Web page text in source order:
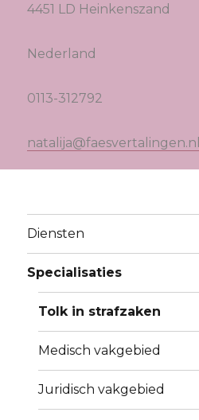
4451 LD Heinkenszand
Nederland
0113-312792
natalija@faesvertalingen.nl
Diensten
Specialisaties
Tolk in strafzaken
Medisch vakgebied
Juridisch vakgebied